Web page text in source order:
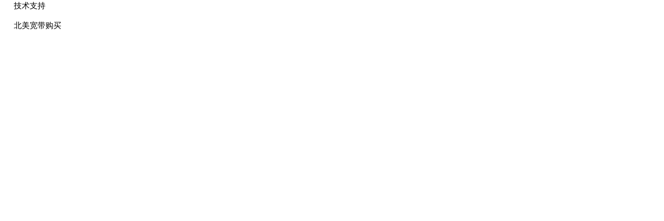
技术支持
北美宽带购买